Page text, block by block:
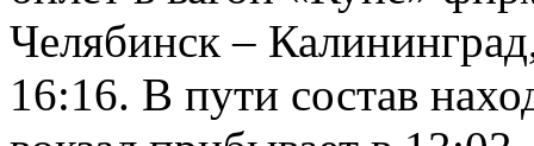
Челябинск –
16:16. В пути состав